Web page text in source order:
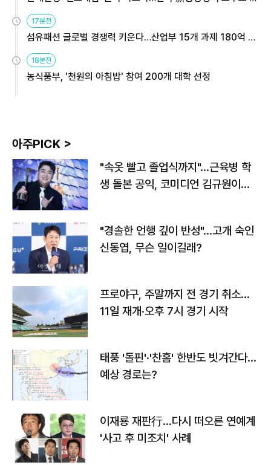
용해야
17분전
섬유패션 글로벌 경쟁력 키운다…산업부 15개 과제 180억 지
원
18분전
농식품부, '천원의 아침밥' 참여 200개 대학 선정
아주PICK >
"속옷 빨고 졸업식까지"…근육병 학
생 돌본 공익, 코미디언 김규원이었
"경솔한 언행 깊이 반성"…고개 숙인
신동엽, 무슨 일이길래?
프로야구, 주말까지 전 경기 취소…
11일 재개·오후 7시 경기 시작
태풍 '돌핀'·'찬홈' 한반도 빗겨간다…
예상 경로는?
이재룡 재판行…다시 떠오른 연예계
'사고 후 미조치' 사례